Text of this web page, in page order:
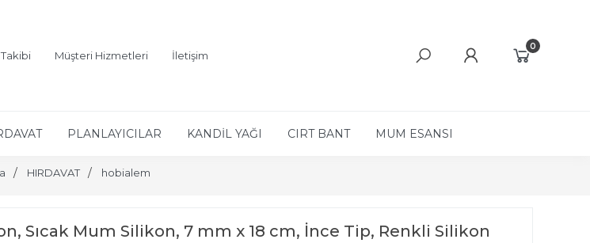
Müşteri Hizmetleri İletişim
0
PLANLAYICILAR KANDİL YAĞI CIRT BANT MUM ESANSI
HIRDAVAT hobialem
Sıcak Mum Silikon, 7 mm x 18 cm, İnce Tip, Renkli Silikon